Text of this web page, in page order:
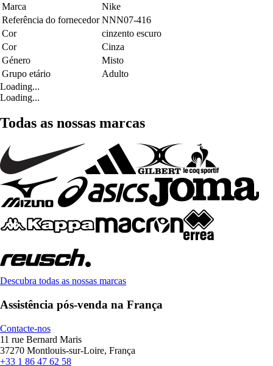
Marca
Nike
Referência do fornecedor NNN07-416
Cor
cinzento escuro
Cor
Cinza
Género
Misto
Grupo etário
Adulto
Loading...
Loading...
Todas as nossas marcas
Descubra todas as nossas marcas
Assistência pós-venda na França
Contacte-nos
11 rue Bernard Maris
37270 Montlouis-sur-Loire, França
+33 1 86 47 62 58